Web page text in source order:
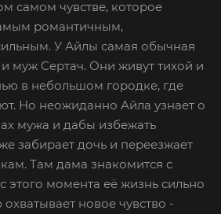
самом чувстве, которое
романтичным,
У Айлы самая обычная
муж Сертач. Они живут тихой и
в небольшом городке, где
Но неожиданно Айла узнает о
мужа и дабы избежать
забирает дочь и переезжает
Там дама знакомится с
этого момента её жизнь сильно
новое чувство -